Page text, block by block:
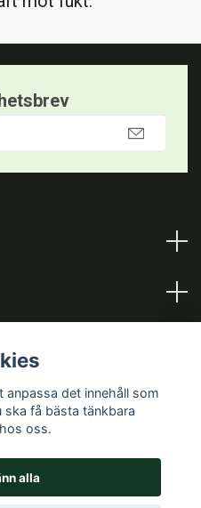
det innehåll som
få bästa tänkbara
oss.
alla